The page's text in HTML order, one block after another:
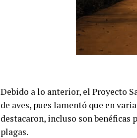
Debido a lo anterior, el Proyecto
de aves, pues lamentó que en
destacaron, incluso son benéficas
plagas.